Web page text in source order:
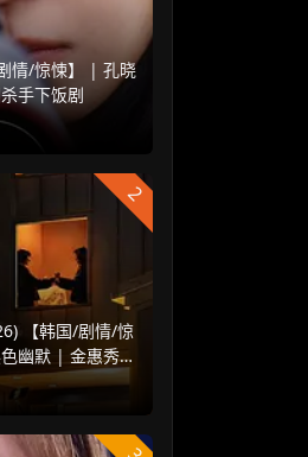
情/惊悚】 | 孔晓
手下饭剧
2
【韩国/剧情/惊
幽默 | 金惠秀 x